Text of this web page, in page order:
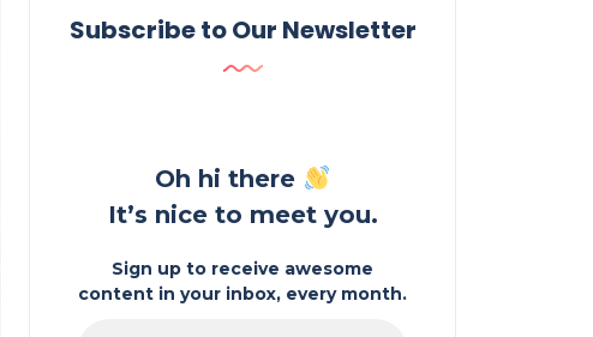
Subscribe to Our Newsletter
Oh hi there
It’s nice to meet you.
Sign up to receive awesome
content in your inbox, every month.